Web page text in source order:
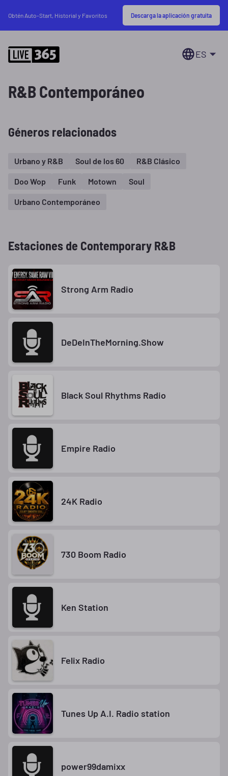
Obtén Auto-Start, Historial y Favoritos Descarga la aplicación gratuita
ES
R&B Contemporáneo
Géneros relacionados
Urbano y R&B Soul de los 60 R&B Clásico
Doo Wop Funk Motown Soul
Urbano Contemporáneo
Estaciones de Contemporary R&B
Strong Arm Radio
DeDeInTheMorning.Show
Black Soul Rhythms Radio
Empire Radio
24K Radio
730 Boom Radio
Ken Station
Felix Radio
Tunes Up A.I. Radio station
power99damixx